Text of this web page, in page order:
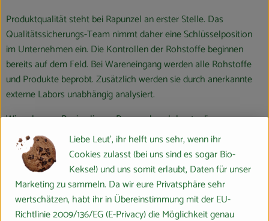
Produktqualität steht bei Rapunzel an erster Stelle. Das
Qualitätssicherungs-Team nimmt daher eine Schlüsselposition
im Unternehmen ein. Die Kontrollen der Rohstoffe beginnen
bereits auf dem Feld. Bei Wareneingang werden alle Rohstoffe
und Produkte beprobt. Zusätzlich werden sie durch anerkannte
externe Labors unabhängig analysiert.
Wie schon zu Beginn liegen Rapunzel auch heute die
persönlichen Kontakte zu den Lieferanten und langfristige
Partnerschaften besonders am Herzen. Besuche vor Ort,
Beratung durch eigene Agrar-Ingenieure und der rege Austausch
miteinander sichern die einwandfreie Qualität der Rohstoffe ab.
Das schafft Transparenz - vom Feld bis zum Teller des
Verbrauchers.
Liebe Leut', ihr helft uns sehr, wenn ihr
Cookies zulasst (bei uns sind es sogar Bio-
Kekse!) und uns somit erlaubt, Daten für unser
Marketing zu sammeln. Da wir eure Privatsphäre sehr
wertschätzen, habt ihr in Übereinstimmung mit der EU-
Richtlinie 2009/136/EG (E-Privacy) die Möglichkeit genau